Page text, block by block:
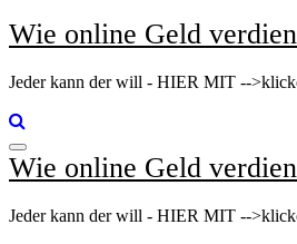
Zum
Inhalt
Wie online Geld
Jeder kann der will - HIER MIT --
Wie online Geld
Jeder kann der will - HIER MIT --